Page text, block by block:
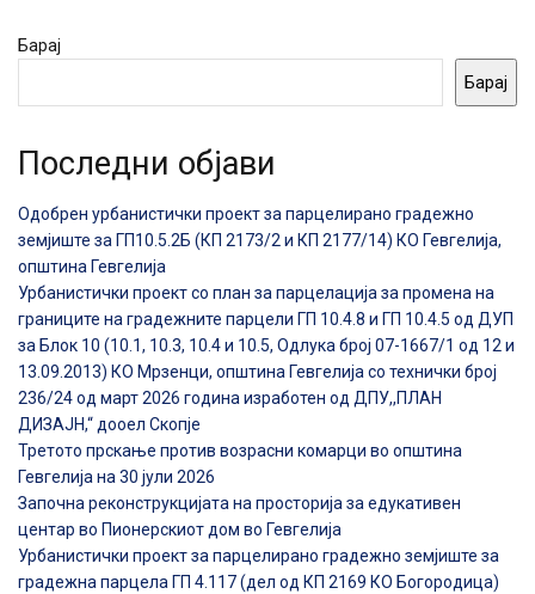
Барај
Барај
Последни објави
Одобрен урбанистички проект за парцелирано градежно
земјиште за ГП10.5.2Б (КП 2173/2 и КП 2177/14) КО Гевгелија,
општина Гевгелија
Урбанистички проект со план за парцелација за промена на
границите на градежните парцели ГП 10.4.8 и ГП 10.4.5 од ДУП
за Блок 10 (10.1, 10.3, 10.4 и 10.5, Одлука број 07-1667/1 од 12 и
13.09.2013) КО Мрзенци, општина Гевгелија со технички број
236/24 од март 2026 година изработен од ДПУ,,ПЛАН
ДИЗАЈН,“ дооел Скопје
Третото прскање против возрасни комарци во општина
Гевгелија на 30 јули 2026
Започна реконструкцијата на просторија за едукативен
центар во Пионерскиот дом во Гевгелија
Урбанистички проект за парцелирано градежно земјиште за
градежна парцела ГП 4.117 (дел од КП 2169 КО Богородица)